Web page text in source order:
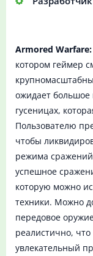
Armored
котором геймер
ожидает большое
гусеницах,
Пользователю
чтобы
режима
успешное
которую можно
техники. Можно
передовое
реалистично,
увлекательный